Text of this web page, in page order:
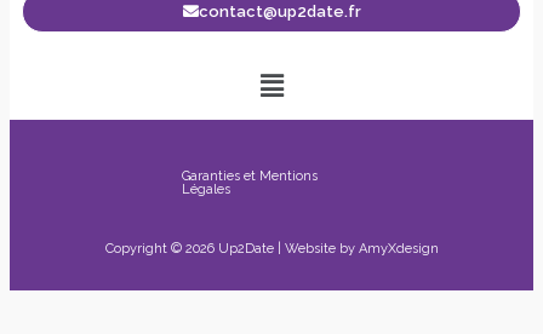
contact@up2date.fr
Garanties et Mentions
Légales
Copyright © 2026 Up2Date | Website by AmyXdesign